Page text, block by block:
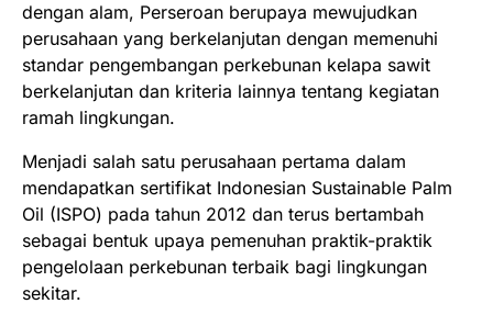
dengan alam, Perseroan berupaya mewujudkan
perusahaan yang berkelanjutan dengan memenuhi
standar pengembangan perkebunan kelapa sawit
berkelanjutan dan kriteria lainnya tentang kegiatan
ramah lingkungan.
Menjadi salah satu perusahaan pertama dalam
mendapatkan sertifikat Indonesian Sustainable Palm
Oil (ISPO) pada tahun 2012 dan terus bertambah
sebagai bentuk upaya pemenuhan praktik-praktik
pengelolaan perkebunan terbaik bagi lingkungan
sekitar.